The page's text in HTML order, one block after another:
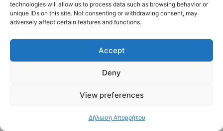
technologies will allow us to process data such as browsing behavior or
unique IDs on this site. Not consenting or withdrawing consent, may
adversely affect certain features and functions.
Accept
Deny
View preferences
Δήλωση Απορρήτου